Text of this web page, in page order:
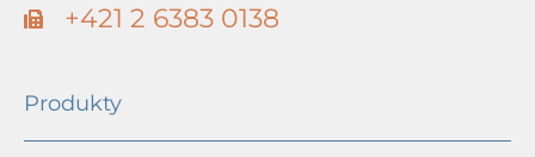
+421 2 6383 0138
Produkty